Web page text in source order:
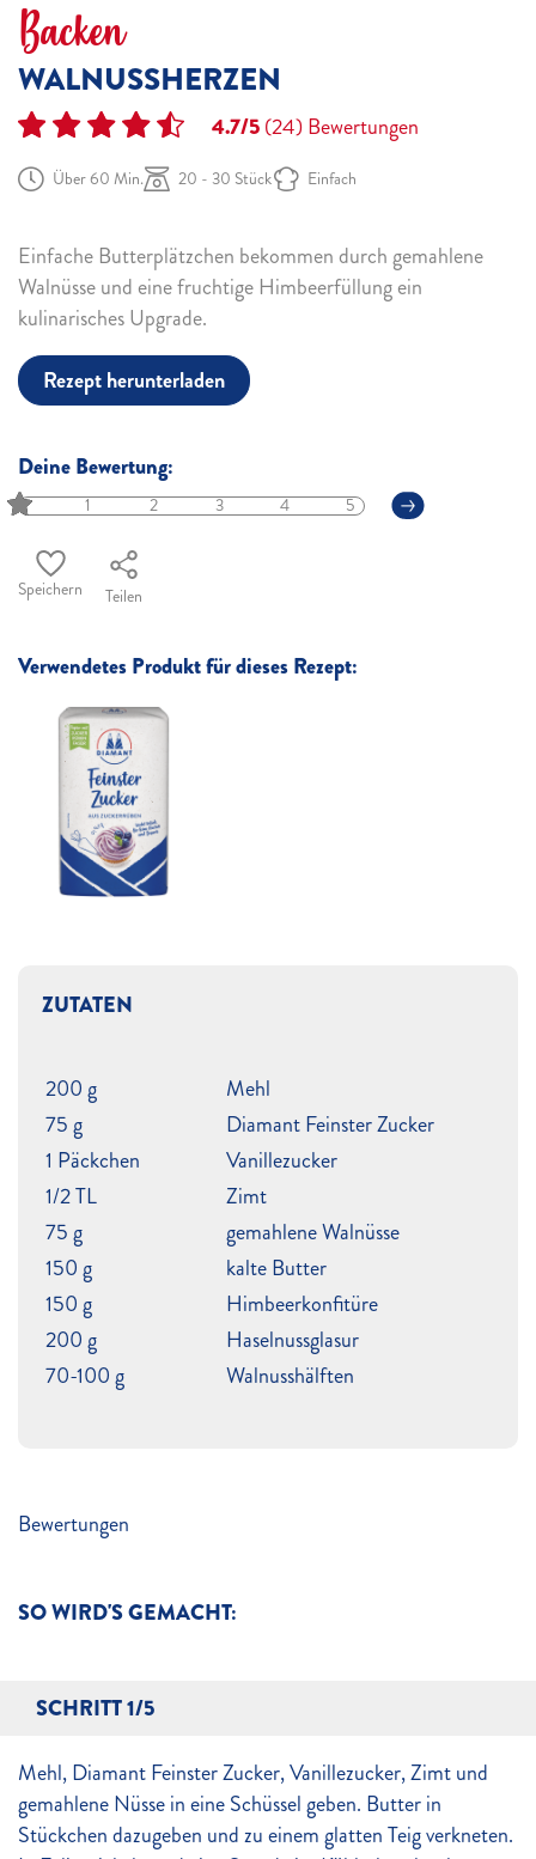
Backen
WALNUSSHERZEN
4.7/5(24)Bewertungen
Über 60 Min. 20 - 30 Stück Einfach
Einfache Butterplätzchen bekommen durch gemahlene
Walnüsse und eine fruchtige Himbeerfüllung ein
kulinarisches Upgrade.
Rezept herunterladen
Deine Bewertung:
1 2 3 4 5
Speichern Teilen
Verwendetes Produkt für dieses Rezept:
Bewertungen
SO WIRD'S GEMACHT:
SCHRITT 1/5
Mehl, Diamant Feinster Zucker, Vanillezucker, Zimt und
gemahlene Nüsse in eine Schüssel geben. Butter in
Stückchen dazugeben und zu einem glatten Teig verkneten.
ZUTATEN
200 g
Mehl
75 g
Diamant Feinster Zucker
1 Päckchen
Vanillezucker
1/2 TL
Zimt
75 g
gemahlene Walnüsse
150 g
kalte Butter
150 g
Himbeerkonfitüre
200 g
Haselnussglasur
70-100 g
Walnusshälften